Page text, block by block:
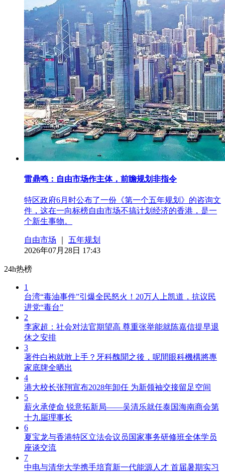
雷鼎鸣：自由市场作主体，前瞻规划非指令
特区政府6月时公布了一份《第一个五年规划》的咨询文
件，这在一向标榜自由市场不搞计划经济的香港，是一
个新生事物。
自由市场
五年规划
2026年07月28日 17:43
24h热榜
1
台湾“毒油事件”引爆全民怒火！20万人上凯道，抗议民
进党“毒台”
2
李家超：社会对法官期望高 尊重张举能就陈嘉信提早退
休之安排
3
著件白袍就敢上手？牙科醜聞之後，呢間眼科機構將專
家底牌全晒出
4
港大校长张翔宣布2028年卸任 为新领袖交接留足空间
5
薪火承使命 锐意拓新局——吴清乐就任泰国海南商会第
十九届理事长
6
夏宝龙与香港特区立法会议员国家事务研修班全体学员
座谈交流
7
中电与清华大学携手培育新一代能源人才 首届暑期实习